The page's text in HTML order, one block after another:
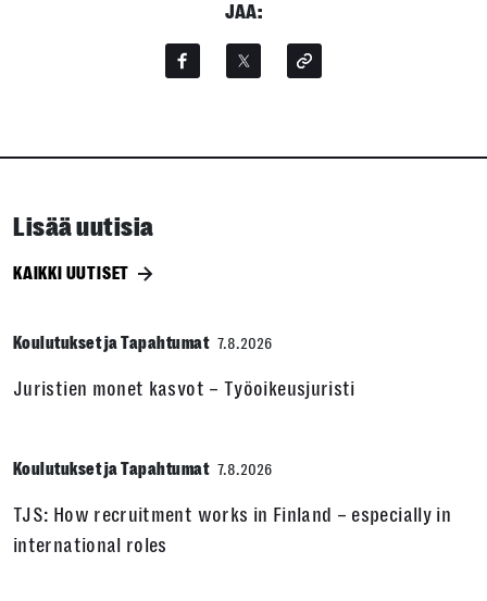
JAA:
Lisää uutisia
KAIKKI UUTISET
Koulutukset ja Tapahtumat 7.8.2026
Juristien monet kasvot – Työoikeusjuristi
Koulutukset ja Tapahtumat 7.8.2026
TJS: How recruitment works in Finland – especially in
international roles